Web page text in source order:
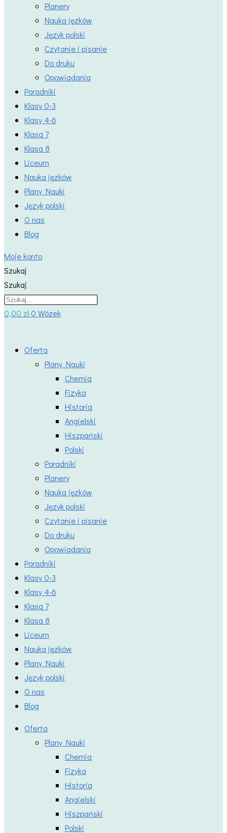
Planery
Nauka jęzków
Język polski
Czytanie i pisanie
Do druku
Opowiadania
Poradniki
Klasy 0-3
Klasy 4-6
Klasa 7
Klasa 8
Liceum
Nauka jęzków
Plany Nauki
Język polski
O nas
Blog
Moje konto
Szukaj
Szukaj
0,00 zł 0 Wózek
Oferta
Plany Nauki
Chemia
Fizyka
Historia
Angielski
Hiszpański
Polski
Poradniki
Planery
Nauka jęzków
Język polski
Czytanie i pisanie
Do druku
Opowiadania
Poradniki
Klasy 0-3
Klasy 4-6
Klasa 7
Klasa 8
Liceum
Nauka jęzków
Plany Nauki
Język polski
O nas
Blog
Oferta
Plany Nauki
Chemia
Fizyka
Historia
Angielski
Hiszpański
Polski